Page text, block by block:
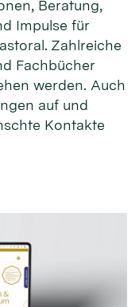
Beratung,
Impulse für
Zahlreiche
Fachbücher
werden. Auch
auf und
Kontakte